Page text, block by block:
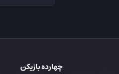
چهارده بازیکن